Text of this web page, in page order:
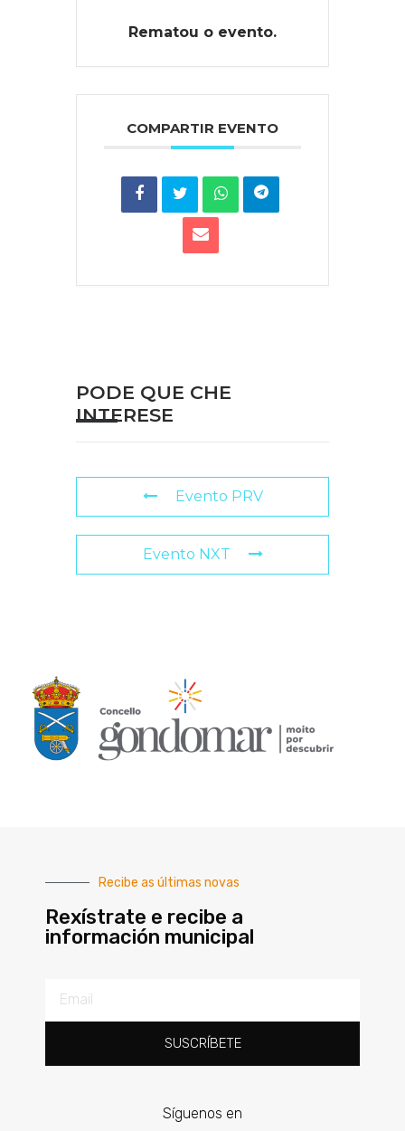
Rematou o evento.
COMPARTIR EVENTO
PODE QUE CHE
INTERESE
Evento PRV
Evento NXT
Recibe as últimas novas
Rexístrate e recibe a
información municipal
SUSCRÍBETE
Síguenos en